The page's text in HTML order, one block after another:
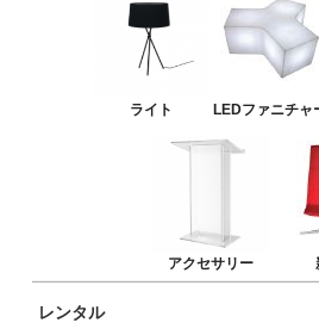
ライト LEDファニチャ
アクセサリー
レンタル